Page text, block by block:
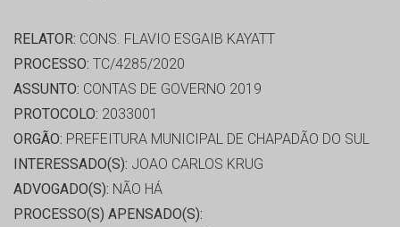
RELATOR: CONS. FLAVIO ESGAIB KAYATT
PROCESSO: TC/4285/2020
ASSUNTO: CONTAS DE GOVERNO 2019
PROTOCOLO: 2033001
ORGÃO: PREFEITURA MUNICIPAL DE CHAPADÃO DO SUL
INTERESSADO(S): JOAO CARLOS KRUG
ADVOGADO(S): NÃO HÁ
PROCESSO(S) APENSADO(S):